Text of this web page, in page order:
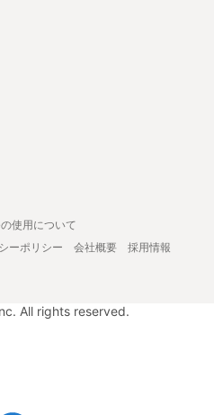
使用について
ーポリシー 会社概要
採用情報
All rights reserved.